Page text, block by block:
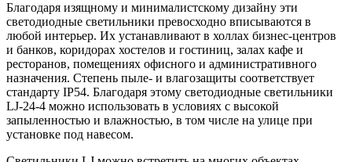
Благодаря изящному и минималистскому дизайну эти
светодиодные светильники превосходно вписываются в
любой интерьер. Их устанавливают в холлах бизнес-центров
и банков, коридорах хостелов и гостиниц, залах кафе и
ресторанов, помещениях офисного и административного
назначения. Степень пыле- и влагозащиты соответствует
стандарту IP54. Благодаря этому светодиодные светильники
LJ-24-4 можно использовать в условиях с высокой
запыленностью и влажностью, в том числе на улице при
установке под навесом.